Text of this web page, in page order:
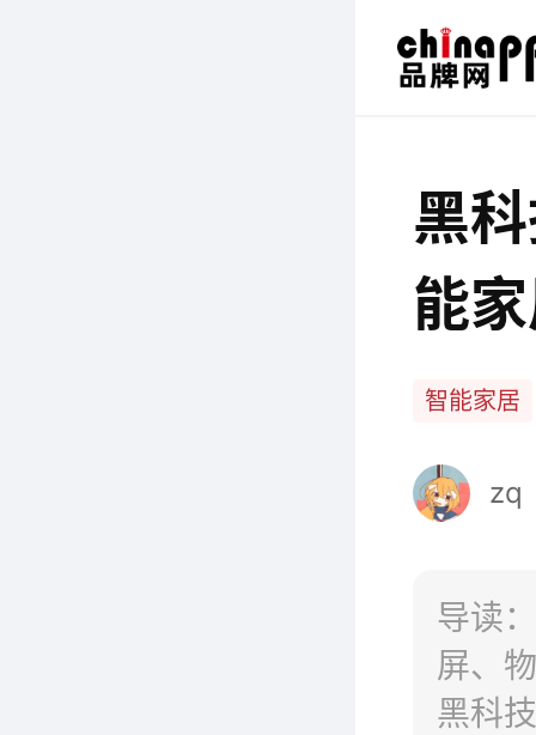
黑
能
智能家居
zq
导读
屏、
黑科